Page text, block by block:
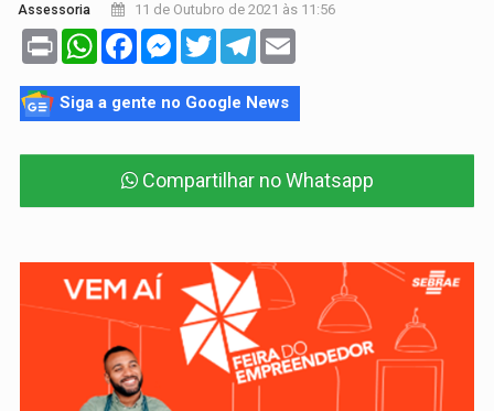
Assessoria 11 de Outubro de 2021 às 11:56
Print WhatsAppFacebookMessenger
TwitterTelegram
Siga a gente no Google News
Compartilhar no Whatsapp